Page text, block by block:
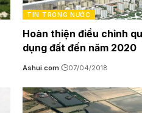
TIN TRONG NƯỚC
Hoàn thiện điều chỉnh
dụng đất đến năm 2020
Ashui.com 07/04/2018